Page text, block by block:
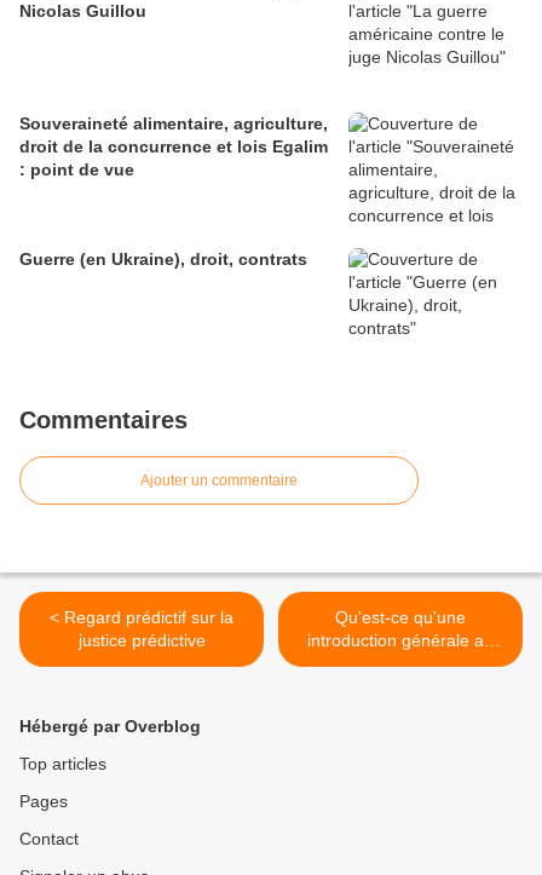
Nicolas Guillou
Souveraineté alimentaire, agriculture,
droit de la concurrence et lois Egalim
: point de vue
Guerre (en Ukraine), droit, contrats
Commentaires
Ajouter un commentaire
< Regard prédictif sur la
justice prédictive
Qu'est-ce qu'une
introduction générale au
droit? >
Hébergé par Overblog
Top articles
Pages
Contact